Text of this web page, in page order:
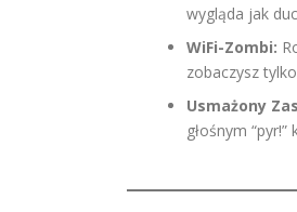
wygląda jak
WiFi-Zombi:
zobaczysz
Usmażony
głośnym